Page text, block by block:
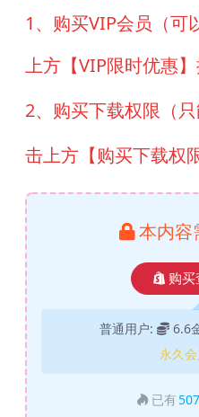
1、购买VIP会员（可
上方【VIP限时优惠
2、购买下载权限（
击上方【购买下载权
本内容
购买
普通用户: 6.6
永久
已有 507